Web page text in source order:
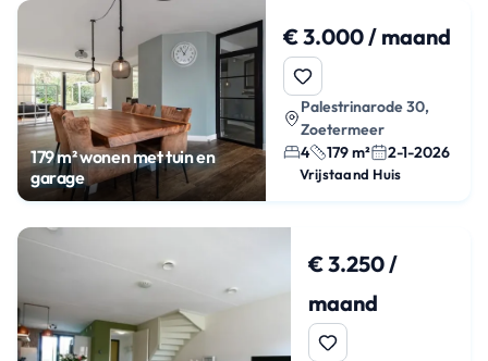
179 m² wonen met tuin en
garage
€ 3.000 / maand
Palestrinarode 30,
Zoetermeer
4
179 m² 2-1-2026
Vrijstaand Huis
€ 3.250 /
maand